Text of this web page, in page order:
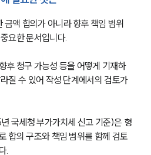
액 합의가 아니라 향후 책임 범위
요한 문서입니다.
후 청구 가능성 등을 어떻게 기재하
질 수 있어 작성 단계에서의 검토가
국세청 부가가치세 신고 기준)은 형
합의 구조와 책임 범위를 함께 검토
.